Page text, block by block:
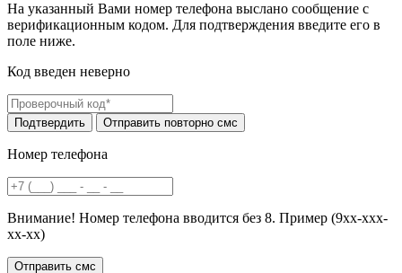
На указанный Вами номер телефона выслано сообщение с
верификационным кодом. Для подтверждения введите его в
поле ниже.
Код введен неверно
Номер телефона
Внимание! Номер телефона вводится без 8. Пример (9хх-ххх-
хх-хх)